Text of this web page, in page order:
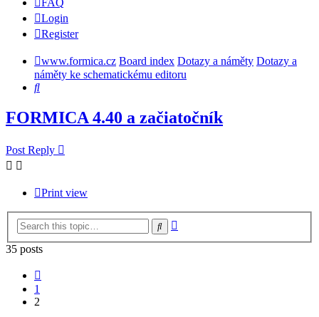
FAQ
Login
Register
www.formica.cz Board index Dotazy a náměty Dotazy a
náměty ke schematickému editoru
Search
FORMICA 4.40 a začiatočník
Post Reply
Print view
Search
35 posts
1
2